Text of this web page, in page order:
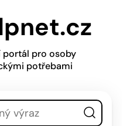
portál pro osoby
potřebami